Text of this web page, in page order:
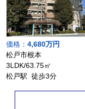
価格： 4,680万円
松戸市根本
3LDK/63.75㎡
松戸駅 徒歩3分